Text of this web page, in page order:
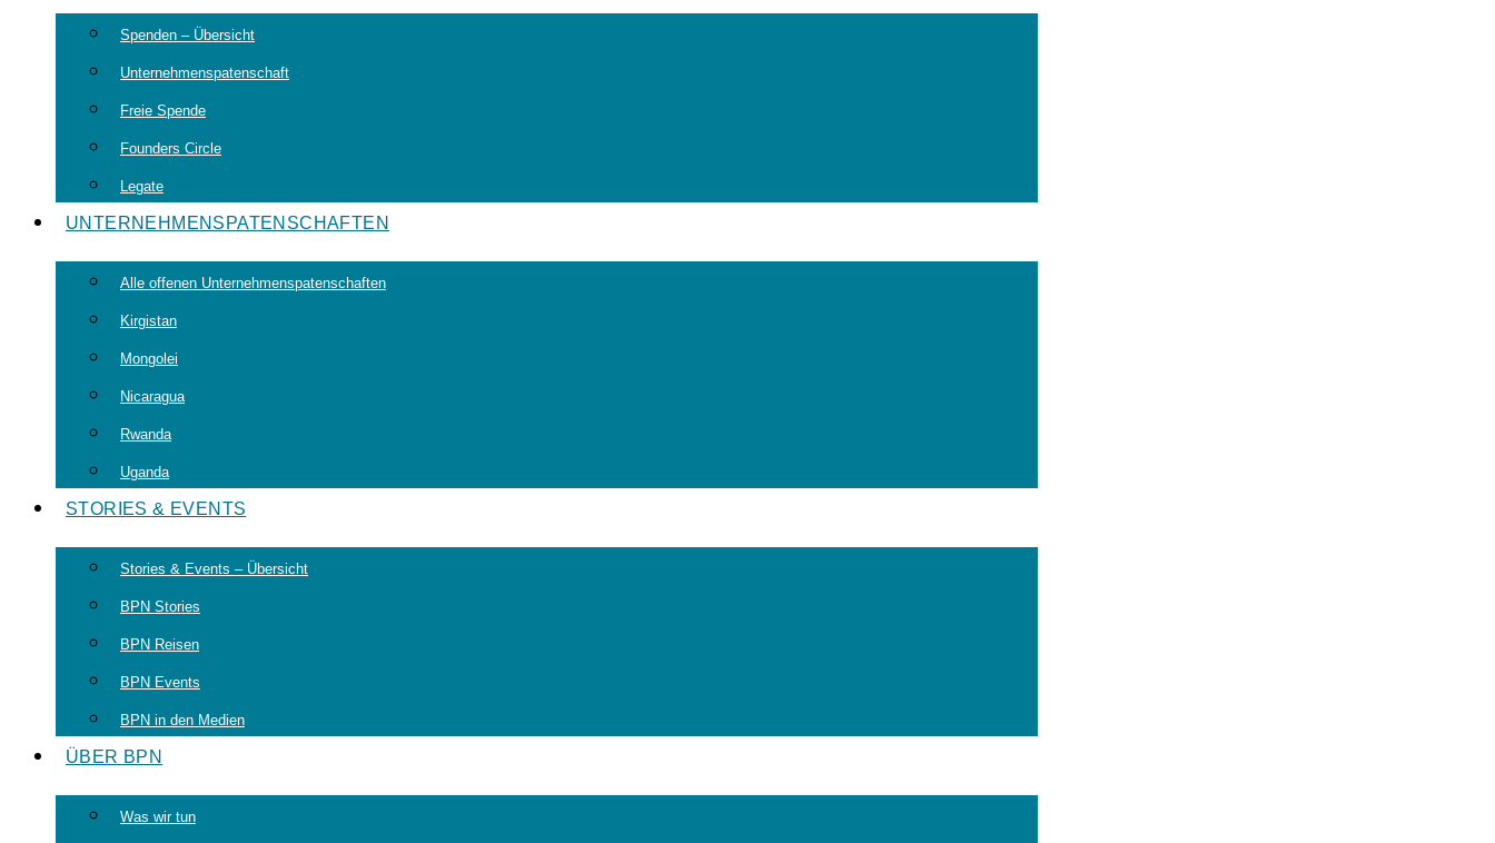
Spenden – Übersicht
Unternehmenspatenschaft
Freie Spende
Founders Circle
Legate
UNTERNEHMENSPATENSCHAFTEN
Alle offenen Unternehmenspatenschaften
Kirgistan
Mongolei
Nicaragua
Rwanda
Uganda
STORIES & EVENTS
Stories & Events – Übersicht
BPN Stories
BPN Reisen
BPN Events
BPN in den Medien
ÜBER BPN
Was wir tun